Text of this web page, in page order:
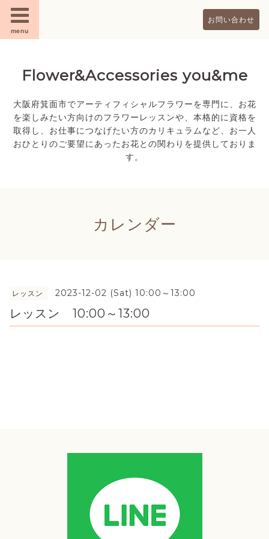
menu
お問い合わせ
Flower&Accessories you&me
大阪府箕面市でアーティフィシャルフラワーを専門に、お花
を楽しみたい方向けのフラワーレッスンや、本格的に資格を
取得し、お仕事につなげたい方のカリキュラムなど、お一人
おひとりのご要望にあったお花との関わりを提供しておりま
す。
カレンダー
レッスン 2023-12-02 (Sat) 10:00～13:00
レッスン 10:00～13:00